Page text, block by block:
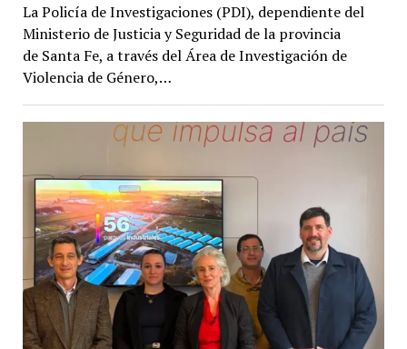
La Policía de Investigaciones (PDI), dependiente del
Ministerio de Justicia y Seguridad de la provincia
de Santa Fe, a través del Área de Investigación de
Violencia de Género,…